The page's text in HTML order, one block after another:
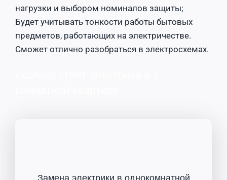
нагрузки и выбором номиналов защиты;
Будет учитывать тонкости работы бытовых
предметов, работающих на электричестве.
Сможет отлично разобраться в электросхемах.
Замена электрики в однокомнатной